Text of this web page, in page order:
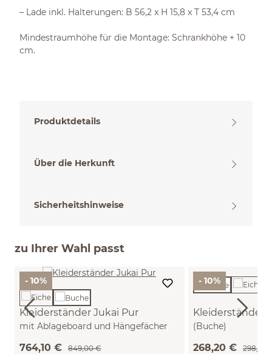
– Lade inkl. Halterungen: B 56,2 x H 15,8 x T 53,4 cm
Mindestraumhöhe für die Montage: Schrankhöhe + 10
cm.
Produktdetails
Über die Herkunft
Sicherheitshinweise
zu Ihrer Wahl passt
- 10%
Kleiderständer Jukai Pur
mit Ablageboard und Hängefächer
764,10 € 849,00 €
- 10%
Kleiderständer
(Buche)
268,20 € 298,00